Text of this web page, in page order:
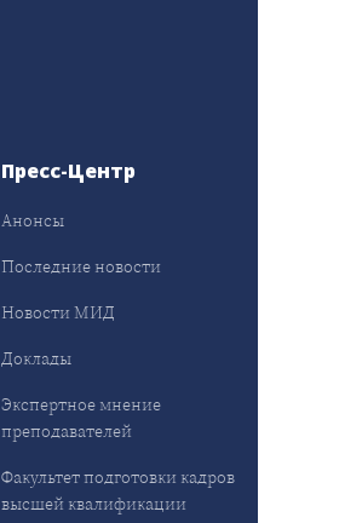
Пресс-Центр
Анонсы
Последние новости
Новости МИД
Доклады
Экспертное мнение
преподавателей
Факультет подготовки кадров
высшей квалификации